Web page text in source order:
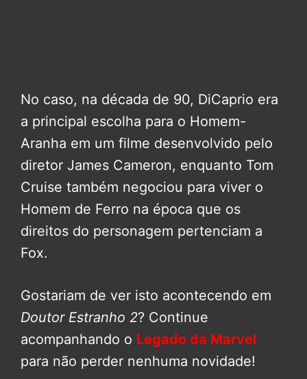
No caso, na década de 90, DiCaprio era
a principal escolha para o Homem-
Aranha em um filme desenvolvido pelo
diretor James Cameron, enquanto Tom
Cruise também negociou para viver o
Homem de Ferro na época que os
direitos do personagem pertenciam a
Fox.
Gostariam de ver isto acontecendo em
Doutor Estranho 2? Continue
acompanhando o Legado da Marvel
para não perder nenhuma novidade!